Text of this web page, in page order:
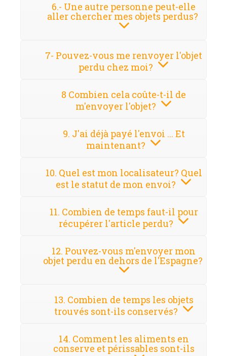
6.- Une autre personne peut-elle
aller chercher mes objets perdus?
7- Pouvez-vous me renvoyer l'objet
perdu chez moi?
8 Combien cela coûte-t-il de
m'envoyer l'objet?
9. J'ai déjà payé l'envoi ... Et
maintenant?
10. Quel est mon localisateur? Quel
est le statut de mon envoi?
11. Combien de temps faut-il pour
récupérer l'article perdu?
12. Pouvez-vous m'envoyer mon
objet perdu en dehors de l'Espagne?
13. Combien de temps les objets
trouvés sont-ils conservés?
14. Comment les aliments en
conserve et périssables sont-ils